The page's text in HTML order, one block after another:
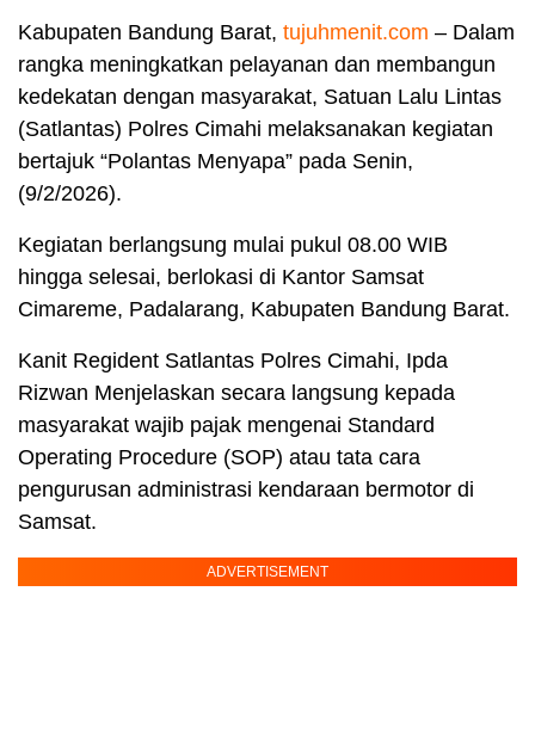
Kabupaten Bandung Barat, tujuhmenit.com – Dalam
rangka meningkatkan pelayanan dan membangun
kedekatan dengan masyarakat, Satuan Lalu Lintas
(Satlantas) Polres Cimahi melaksanakan kegiatan
bertajuk “Polantas Menyapa” pada Senin,
(9/2/2026).
Kegiatan berlangsung mulai pukul 08.00 WIB
hingga selesai, berlokasi di Kantor Samsat
Cimareme, Padalarang, Kabupaten Bandung Barat.
Kanit Regident Satlantas Polres Cimahi, Ipda
Rizwan Menjelaskan secara langsung kepada
masyarakat wajib pajak mengenai Standard
Operating Procedure (SOP) atau tata cara
pengurusan administrasi kendaraan bermotor di
Samsat.
ADVERTISEMENT